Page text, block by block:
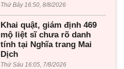
Thứ Bảy 16:50, 8/8/2026
Khai quật, giám định 469
mộ liệt sĩ chưa rõ danh
tính tại Nghĩa trang Mai
Dịch
Thứ Sáu 16:05, 7/8/2026